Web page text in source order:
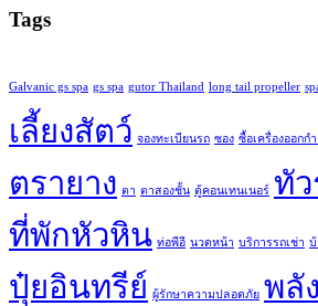
Tags
Galvanic gs spa gs spa gutor Thailand long tail propeller
เลี้ยงสัตว์ จองทะเบียนรถ ซอง ซื้อเครื่องออกก
ตรายาง ตา ตาสองชั้น ตู้คอนเทนเนอร์ ทั
ที่พักหัวหิน ท่อพีอี นวดหน้า บริการรถเช่า บ้
ปุ๋ยอินทรีย์ ผู้รักษาความปลอดภัย พลั